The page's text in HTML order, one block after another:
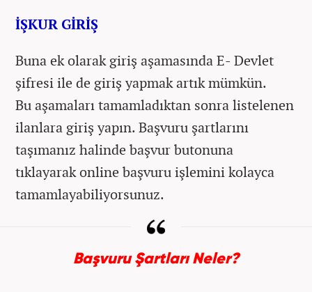
İŞKUR GİRİŞ
Buna ek olarak giriş aşamasında E- Devlet
şifresi ile de giriş yapmak artık mümkün.
Bu aşamaları tamamladıktan sonra listelenen
ilanlara giriş yapın. Başvuru şartlarını
taşımanız halinde başvur butonuna
tıklayarak online başvuru işlemini kolayca
tamamlayabiliyorsunuz.
Başvuru Şartları Neler?